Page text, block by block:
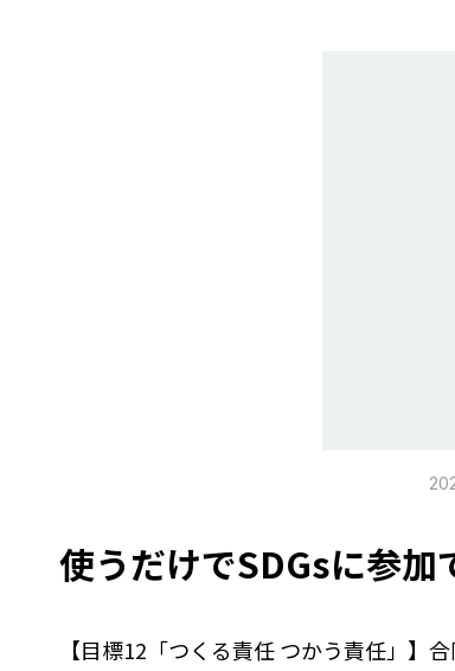
使うだけでSDGsに参
【目標12「つくる責任 つかう責任」】